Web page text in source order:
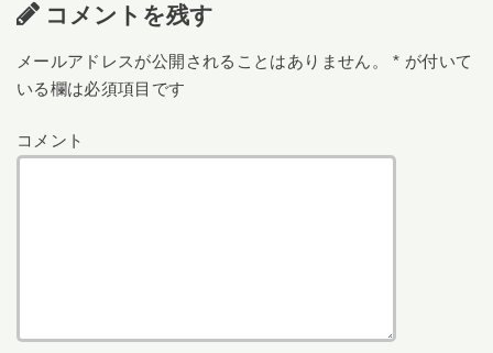
コメントを残す
メールアドレスが公開されることはありません。 * が付いて
いる欄は必須項目です
コメント